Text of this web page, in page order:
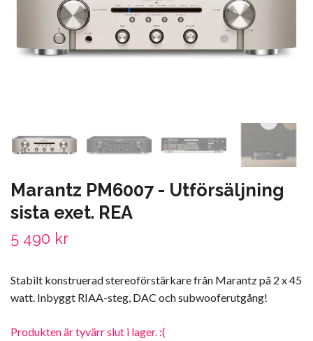
Marantz PM6007 - Utförsäljning
sista exet. REA
5 490 kr
Stabilt konstruerad stereoförstärkare från Marantz på 2 x 45
watt. Inbyggt RIAA-steg, DAC och subwooferutgång!
Produkten är tyvärr slut i lager. :(